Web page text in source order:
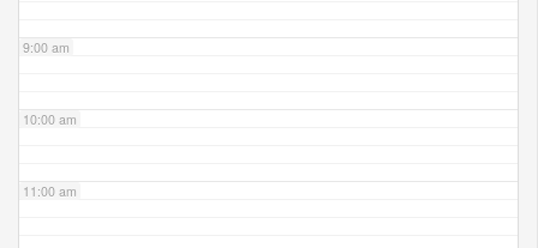
9:00 am
10:00 am
11:00 am